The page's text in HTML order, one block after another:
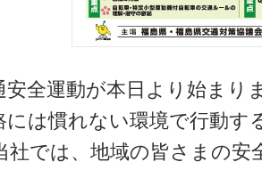
安全運動が本日より始まり
には慣れない環境で行動す
社では、地域の皆さまの安